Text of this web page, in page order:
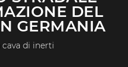
DEL
GERMANIA
cava di inerti